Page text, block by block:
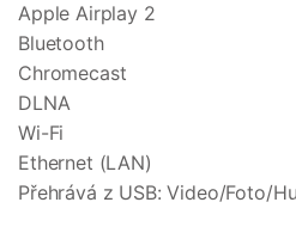
Apple Airplay 2
Bluetooth
Chromecast
DLNA
Wi-Fi
Ethernet (LAN)
Přehrává z USB: Video/Foto/